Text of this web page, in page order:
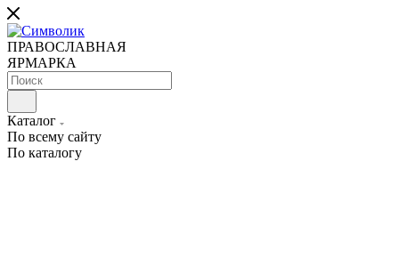
ПРАВОСЛАВНАЯ
ЯРМАРКА
Каталог
По всему сайту
По каталогу